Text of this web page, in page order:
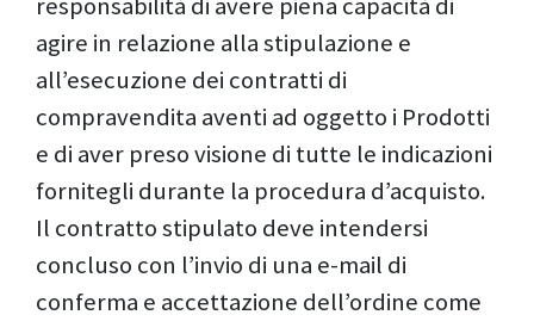
agire in relazione alla stipulazione e
all’esecuzione dei contratti di
compravendita aventi ad oggetto i Prodotti
e di aver preso visione di tutte le indicazioni
fornitegli durante la procedura d’acquisto.
Il contratto stipulato deve intendersi
concluso con l’invio di una e-mail di
conferma e accettazione dell’ordine come